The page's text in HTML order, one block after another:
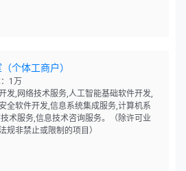
个体工商户）
1万
发,网络技术服务,人工智能基础软件开发,
全软件开发,信息系统集成服务,计算机系
术服务,信息技术咨询服务。（除许可业
规非禁止或限制的项目）